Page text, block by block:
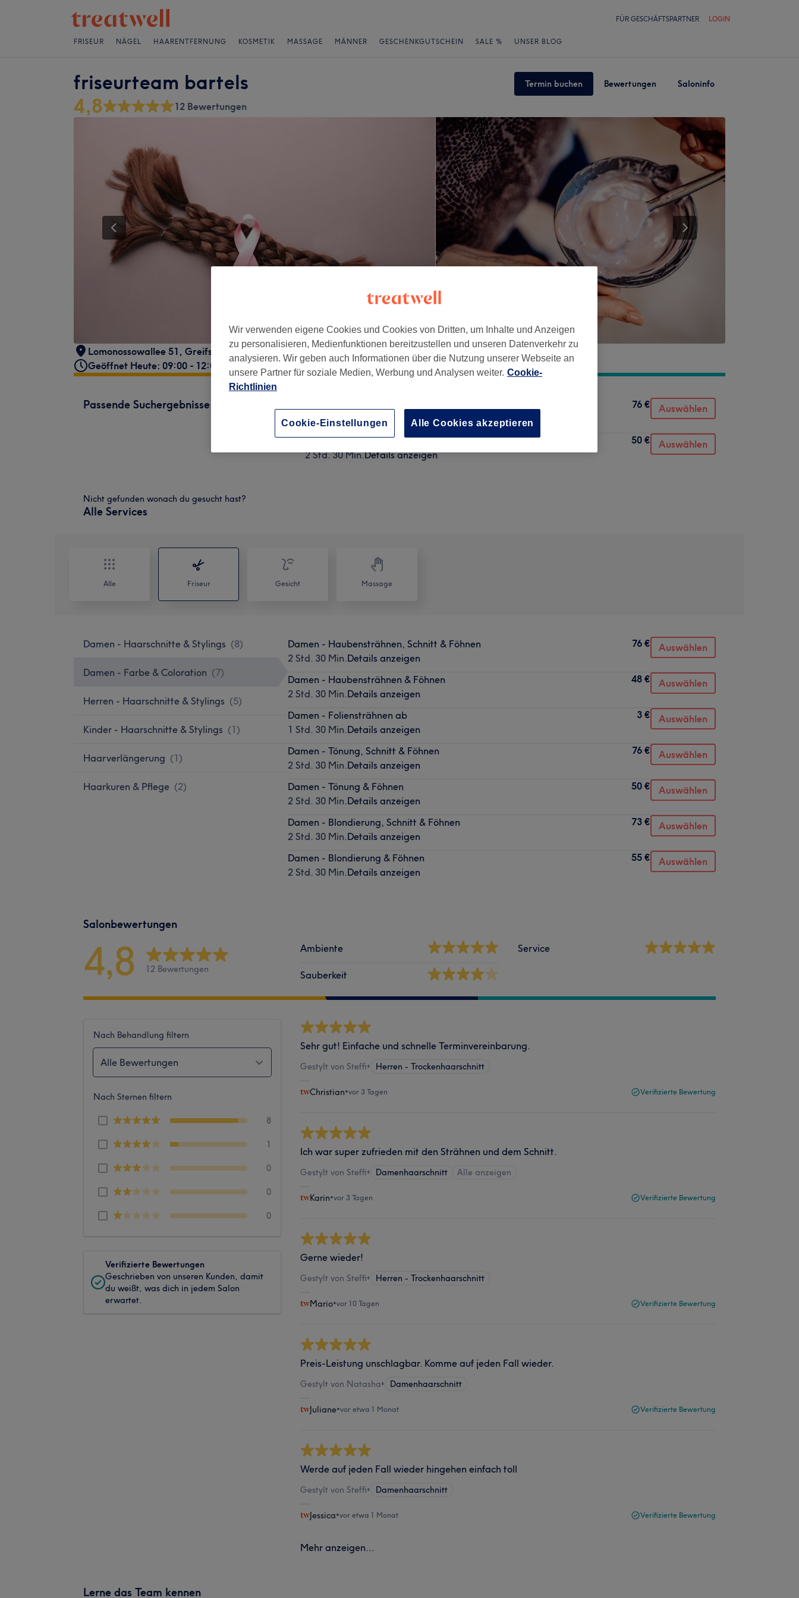
FÜR GESCHÄFTSPARTNER LOGIN
FRISEUR NÄGEL HAARENTFERNUNG KOSMETIK MASSAGE MÄNNER GESCHENKGUTSCHEIN SALE % UNSER BLOG
friseurteam bartels Termin buchen Bewertungen Saloninfo
4,8 12 Bewertungen
Lomonossowallee 51 , Greifswald, 17491
Geöffnet Heute: 09:00 - 12:00
Passende Suchergebnisse
2 Std. 30 Min.Details anzeigen
76 € Auswählen
Damen - Tönung & Föhnen
2 Std. 30 Min.Details anzeigen
50 € Auswählen
Nicht gefunden wonach du gesucht hast?
Alle Services
Alle Friseur Gesicht Massage
Damen - Haarschnitte & Stylings (8)
Damen - Farbe & Coloration (7)
Herren - Haarschnitte & Stylings (5)
Kinder - Haarschnitte & Stylings (1)
Haarverlängerung (1)
Haarkuren & Pflege (2)
Damen - Haubensträhnen, Schnitt & Föhnen
2 Std. 30 Min.Details anzeigen
76 € Auswählen
Damen - Haubensträhnen & Föhnen
2 Std. 30 Min.Details anzeigen
48 € Auswählen
Damen - Foliensträhnen ab
1 Std. 30 Min.Details anzeigen
3 € Auswählen
Damen - Tönung, Schnitt & Föhnen
2 Std. 30 Min.Details anzeigen
76 € Auswählen
Damen - Tönung & Föhnen
2 Std. 30 Min.Details anzeigen
50 € Auswählen
Damen - Blondierung, Schnitt & Föhnen
2 Std. 30 Min.Details anzeigen
73 € Auswählen
Damen - Blondierung & Föhnen
2 Std. 30 Min.Details anzeigen
55 € Auswählen
Salonbewertungen
4,8 12 Bewertungen
Ambiente
Sauberkeit
Service
Nach Behandlung filtern
Alle Bewertungen
Nach Sternen filtern
8
1
0
0
0
Verifizierte Bewertungen
Geschrieben von unseren Kunden, damit
du weißt, was dich in jedem Salon
erwartet.
Sehr gut! Einfache und schnelle Terminvereinbarung.
Gestylt von Steffi• Herren - Trockenhaarschnitt
Christian•vor 3 Tagen Verifizierte Bewertung
Ich war super zufrieden mit den Strähnen und dem Schnitt.
Gestylt von Steffi• Damenhaarschnitt Alle anzeigen
Karin•vor 3 Tagen Verifizierte Bewertung
Gerne wieder!
Gestylt von Steffi• Herren - Trockenhaarschnitt
Mario•vor 10 Tagen Verifizierte Bewertung
Preis-Leistung unschlagbar. Komme auf jeden Fall wieder.
Gestylt von Natasha• Damenhaarschnitt
Juliane•vor etwa 1 Monat Verifizierte Bewertung
Werde auf jeden Fall wieder hingehen einfach toll
Gestylt von Steffi• Damenhaarschnitt
Jessica•vor etwa 1 Monat Verifizierte Bewertung
Mehr anzeigen...
Lerne das Team kennen
Wir verwenden eigene Cookies und Cookies von Dritten, um Inhalte und Anzeigen
zu personalisieren, Medienfunktionen bereitzustellen und unseren Datenverkehr zu
analysieren. Wir geben auch Informationen über die Nutzung unserer Webseite an
unsere Partner für soziale Medien, Werbung und Analysen weiter. Cookie-
Richtlinien
Cookie-Einstellungen Alle Cookies akzeptieren